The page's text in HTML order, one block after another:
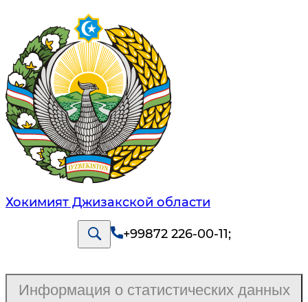
Хокимият Джизакской области
+99872 226-00-11;
Информация о статистических данных